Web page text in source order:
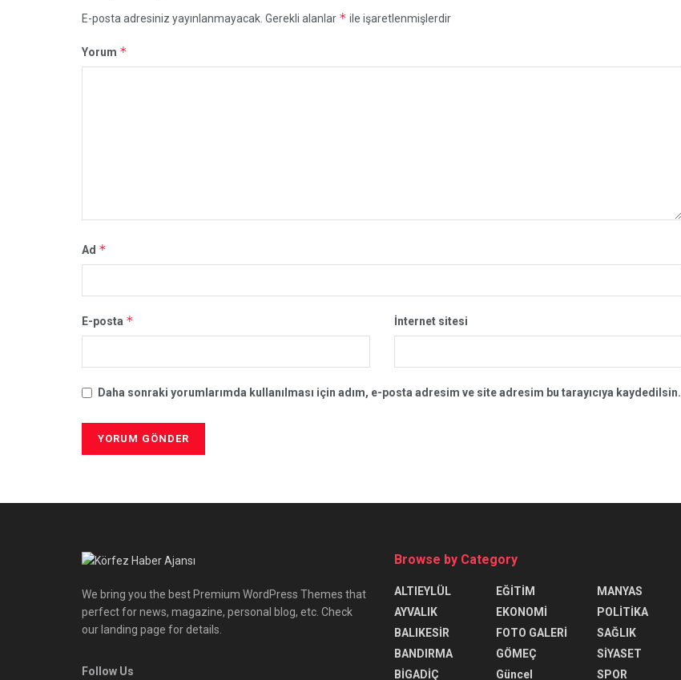
E-posta adresiniz yayınlanmayacak. Gerekli alanlar * ile işaretlenmişlerdir
Yorum *
Ad *
E-posta * İnternet sitesi
Daha sonraki yorumlarımda kullanılması için adım, e-posta adresim ve site adresim bu tarayıcıya kaydedilsin.
We bring you the best Premium WordPress Themes that
perfect for news, magazine, personal blog, etc. Check
our landing page for details.
Follow Us
Browse by Category
ALTIEYLÜL
AYVALIK
BALIKESİR
BANDIRMA
BİGADİÇ
EĞİTİM
EKONOMİ
FOTO GALERİ
GÖMEÇ
Güncel
MANYAS
POLİTİKA
SAĞLIK
SİYASET
SPOR